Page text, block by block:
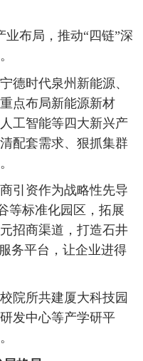
业布局，推动“四链”深
德时代泉州新能源、
点布局新能源新材
工智能等四大新兴产
配套需求、狠抓集群
引资作为战略性先导
等标准化园区，拓展
招商渠道，打造石井
务平台，让企业进得
院所共建厦大科技园
发中心等产学研平